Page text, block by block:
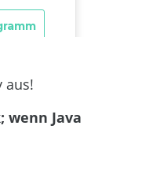
aus!
wenn Java